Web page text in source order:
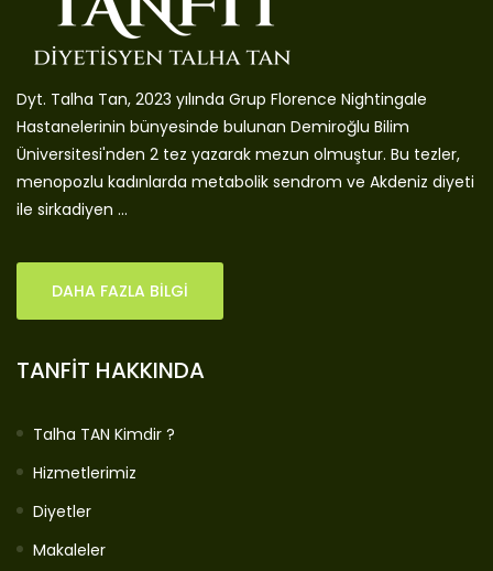
Dyt. Talha Tan, 2023 yılında Grup Florence Nightingale
Hastanelerinin bünyesinde bulunan Demiroğlu Bilim
Üniversitesi'nden 2 tez yazarak mezun olmuştur. Bu tezler,
menopozlu kadınlarda metabolik sendrom ve Akdeniz diyeti
ile sirkadiyen ...
DAHA FAZLA BİLGİ
TANFİT HAKKINDA
Talha TAN Kimdir ?
Hizmetlerimiz
Diyetler
Makaleler